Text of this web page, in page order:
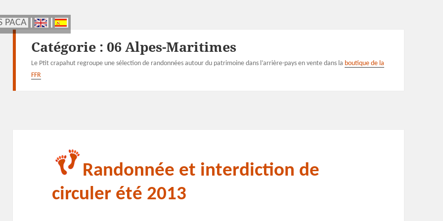
PACA
PACA
Catégorie : 06 Alpes-Maritimes
Le Ptit crapahut regroupe une sélection de randonnées autour du patrimoine dans l’arrière-pays en vente dans la boutique de la
FFR
Randonnée et interdiction de
circuler été 2013